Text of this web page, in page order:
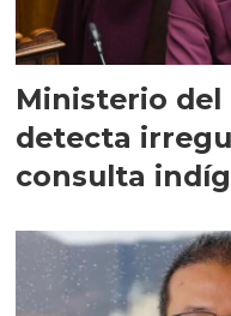
Ministerio
detecta
consulta